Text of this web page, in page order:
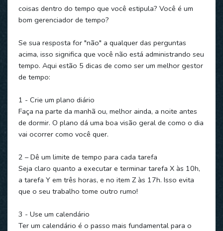
coisas dentro do tempo que você estipula? Você é um
bom gerenciador de tempo?
Se sua resposta for "não" a qualquer das perguntas
acima, isso significa que você não está administrando seu
tempo. Aqui estão 5 dicas de como ser um melhor gestor
de tempo:
1 - Crie um plano diário
Faça na parte da manhã ou, melhor ainda, a noite antes
de dormir. O plano dá uma boa visão geral de como o dia
vai ocorrer como você quer.
2 – Dê um limite de tempo para cada tarefa
Seja claro quanto a executar e terminar tarefa X às 10h,
a tarefa Y em três horas, e no item Z às 17h. Isso evita
que o seu trabalho tome outro rumo!
3 - Use um calendário
Ter um calendário é o passo mais fundamental para o